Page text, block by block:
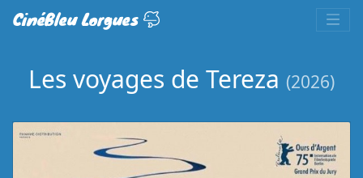
CinéBleu Lorgues
Les voyages de Tereza (2026)